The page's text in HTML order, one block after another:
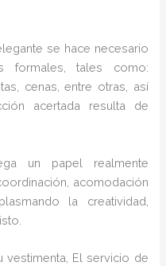
se hace necesario
formales, tales como:
cenas, entre otras, así
acertada resulta de
un papel realmente
acomodación
la creatividad,
El servicio de